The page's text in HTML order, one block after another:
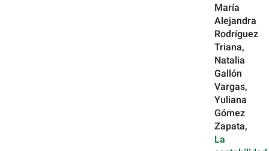
María
Alejandra
Rodríguez
Triana,
Natalia
Gallón
Vargas,
Yuliana
Gómez
Zapata,
La